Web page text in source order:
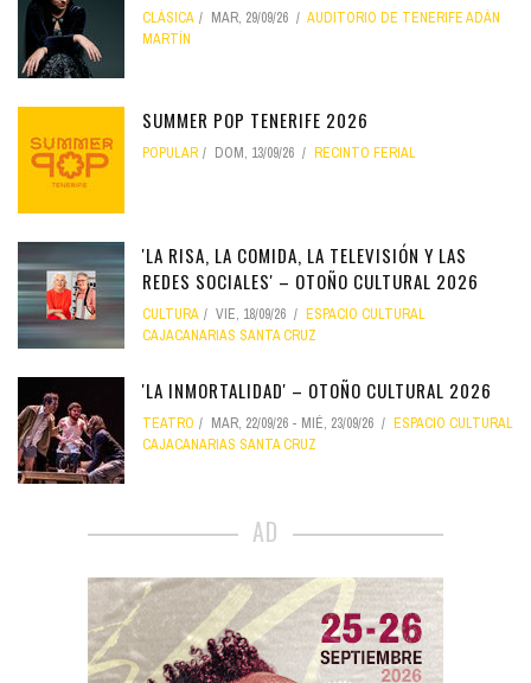
CLÁSICA MAR, 29/09/26
AUDITORIO DE TENERIFE ADÁN
MARTÍN
SUMMER POP TENERIFE 2026
POPULAR DOM, 13/09/26 RECINTO FERIAL
'LA RISA, LA COMIDA, LA TELEVISIÓN Y LAS
REDES SOCIALES' – OTOÑO CULTURAL 2026
CULTURA VIE, 18/09/26
ESPACIO CULTURAL
CAJACANARIAS SANTA CRUZ
'LA INMORTALIDAD' – OTOÑO CULTURAL 2026
TEATRO MAR, 22/09/26 - MIÉ, 23/09/26
ESPACIO CULTURAL
CAJACANARIAS SANTA CRUZ
AD